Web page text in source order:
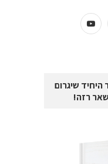
שיגרום
רזה!